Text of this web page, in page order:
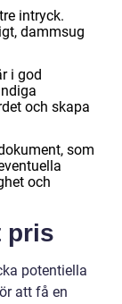
intryck.
dammsug
i god
och skapa
som
och
pris
potentiella
att få en